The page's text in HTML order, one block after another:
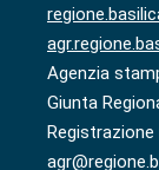
Agenzia
Giunta
Registrazione